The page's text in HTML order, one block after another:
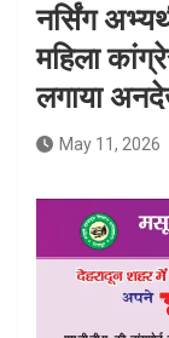
नर्सिंग
महिला
लगाया
May 11, 2026